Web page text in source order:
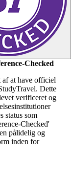
Checked
at have officiel
Dette
verificeret og
status som
Checked'
pålidelig og
inden for